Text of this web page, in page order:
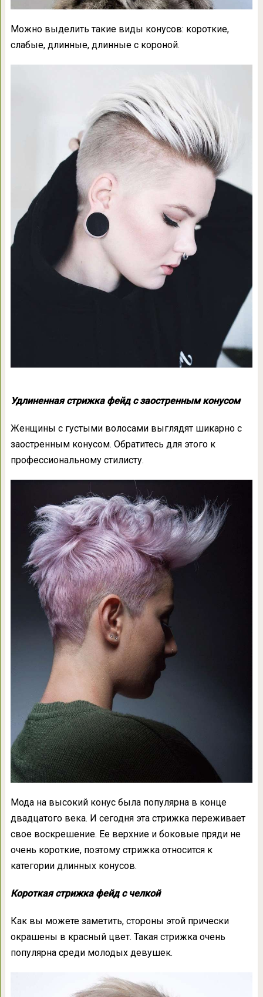
Можно выделить такие виды конусов: короткие,
слабые, длинные, длинные с короной.
Удлиненнаястрижка фейд с заостренным конусом
Женщины с густыми волосами выглядят шикарно с
заостренным конусом. Обратитесь для этого к
профессиональному стилисту.
Мода на высокий конус была популярна в конце
двадцатого века. И сегодня эта стрижка переживает
свое воскрешение. Ее верхние и боковые пряди не
очень короткие, поэтому стрижка относится к
категории длинных конусов.
Короткая стрижка фейд с челкой
Как вы можете заметить, стороны этой прически
окрашены в красный цвет. Такая стрижка очень
популярна среди молодых девушек.